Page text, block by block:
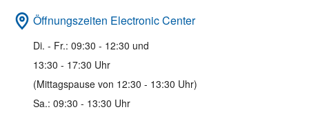
Öffnungszeiten Electronic Center
Di. - Fr.: 09:30 - 12:30 und
13:30 - 17:30 Uhr
(Mittagspause von 12:30 - 13:30 Uhr)
Sa.: 09:30 - 13:30 Uhr